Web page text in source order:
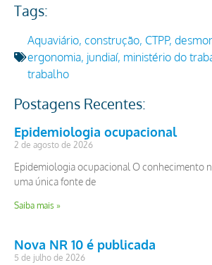
Tags:
Aquaviário, construção, CTPP,
ergonomia, jundiaí, ministério do
trabalho
Postagens Recentes:
Epidemiologia ocupacional
2 de agosto de 2026
Epidemiologia ocupacional O conhecimento
uma única fonte de
Saiba mais »
Nova NR 10 é publicada
5 de julho de 2026